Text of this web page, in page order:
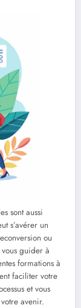
sont aussi
s’avérer un
ou
guider à
formations à
faciliter votre
et vous
avenir.